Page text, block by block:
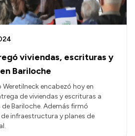
viviendas, escrituras y
Bariloche
encabezó hoy en
de viviendas y escrituras a
Bariloche. Además firmó
infraestructura y planes de